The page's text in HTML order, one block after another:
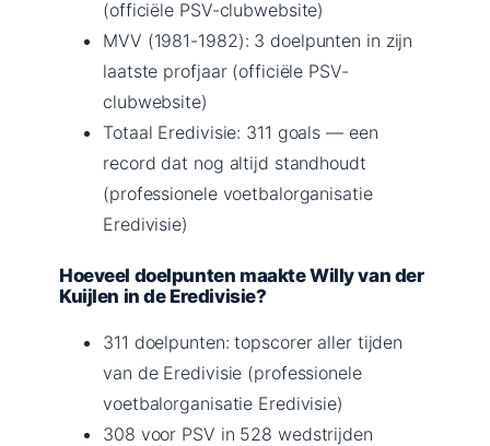
(officiële PSV-clubwebsite)
MVV (1981-1982): 3 doelpunten in zijn
laatste profjaar (officiële PSV-
clubwebsite)
Totaal Eredivisie: 311 goals — een
record dat nog altijd standhoudt
(professionele voetbalorganisatie
Eredivisie)
Hoeveel doelpunten maakte Willy van der
Kuijlen in de Eredivisie?
311 doelpunten: topscorer aller tijden
van de Eredivisie (professionele
voetbalorganisatie Eredivisie)
308 voor PSV in 528 wedstrijden